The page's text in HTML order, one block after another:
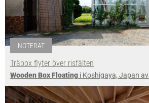
NOTERAT
Träbox flyter över risfälten
Wooden Box Floating i Koshigaya, Japan av